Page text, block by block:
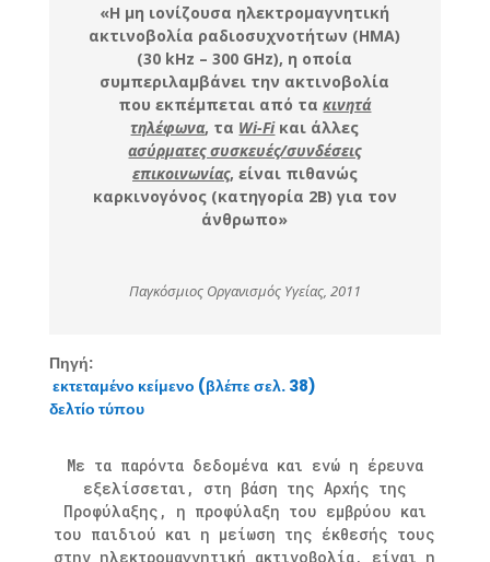
«Η μη ιονίζουσα ηλεκτρομαγνητική
ακτινοβολία ραδιοσυχνοτήτων (ΗΜΑ)
(30 kHz – 300 GHz), η οποία
συμπεριλαμβάνει την ακτινοβολία
που εκπέμπεται από τακινητά
τηλέφωνα, τα Wi-Fiκαι άλλες
ασύρματες συσκευές/συνδέσεις
επικοινωνίας, είναι πιθανώς
καρκινογόνος (κατηγορία 2Β) για τον
άνθρωπο»
Παγκόσμιος Οργανισμός Υγείας, 2011
Πηγή:
εκτεταμένο κείμενο (βλέπε σελ. 38)
δελτίο τύπου
Με τα παρόντα δεδομένα και ενώ η έρευνα
εξελίσσεται, στη βάση της Αρχής της
Προφύλαξης, η προφύλαξη του εμβρύου και
του παιδιού και η μείωση της έκθεσής τους
στην ηλεκτρομαγνητική ακτινοβολία, είναι η